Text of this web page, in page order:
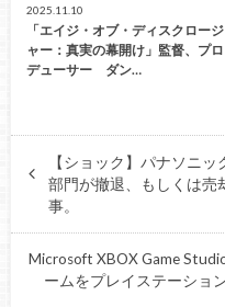
2025.11.10
「エイジ・オブ・ディスクロージ
ャー：真実の幕開け」監督、プロ
デューサー ダン…
【ショック】パナソニ
部門が撤退、もしくは売
事。
Microsoft XBOX Game
ームをプレイステーショ